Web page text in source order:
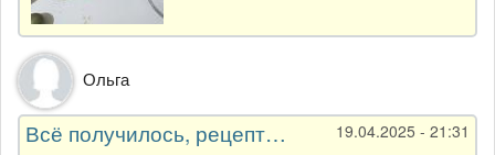
Ольга
19.04.2025 - 21:31
Всё получилось, рецепт…